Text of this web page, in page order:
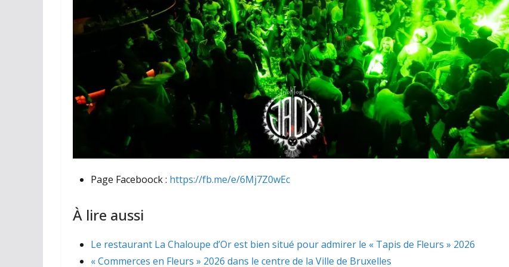
Page Faceboock : https://fb.me/e/6Mj7Z0wEc
À lire aussi
Le restaurant La Chaloupe d’Or est bien situé pour admirer le « Tapis de Fleurs » 2026
« Commerces en Fleurs » 2026 dans le centre de la Ville de Bruxelles